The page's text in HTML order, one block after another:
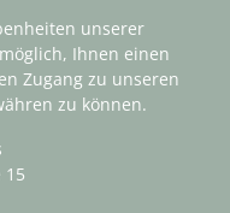
unserer
Ihnen einen
Zugang zu unseren
zu können.
15